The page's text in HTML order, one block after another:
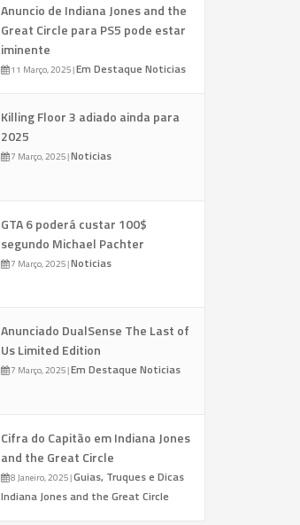
Anuncio de Indiana Jones and the
Great Circle para PS5 pode estar
iminente
11 Março, 2025|Em Destaque Noticias
Killing Floor 3 adiado ainda para
2025
7 Março, 2025|Noticias
GTA 6 poderá custar 100$
segundo Michael Pachter
7 Março, 2025|Noticias
Anunciado DualSense The Last of
Us Limited Edition
7 Março, 2025|Em Destaque Noticias
Cifra do Capitão em Indiana Jones
and the Great Circle
8 Janeiro, 2025|Guias, Truques e Dicas
Indiana Jones and the Great Circle